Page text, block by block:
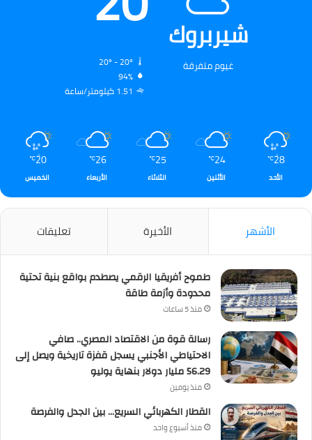
شيربروك
غيوم متفرقة
94%
1.51 كيلومتر/ساعة
28
℃
الأحد
24
℃
الأثنين
25
℃
الثلاثاء
26
℃
الأربعاء
20
℃
الخميس
الأشهر الأخيرة تعليقات
طموح أفريقيا الرقمي يصطدم بواقع بنية تحتية
محدودة وأزمة طاقة
منذ 5 ساعات
رسالة قوة من الاقتصاد المصري.. صافي
الاحتياطي الأجنبي يسجل قفزة تاريخية ويصل إلى
56.29 مليار دولار بنهاية يوليو
منذ يومين
القطار الكهربائي السريع… بين الجدل والفرصة
منذ أسبوع واحد